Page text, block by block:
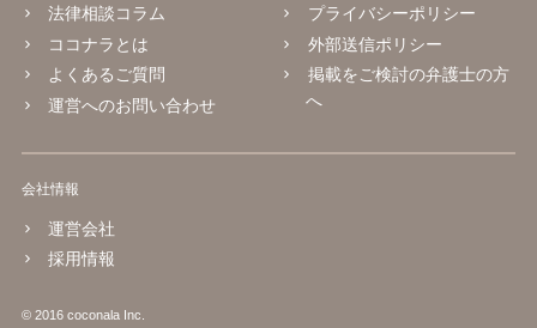
法律相談コラム
ココナラとは
よくあるご質問
運営へのお問い合わせ
プライバシーポリシー
外部送信ポリシー
掲載をご検討の弁護士の方
へ
会社情報
運営会社
採用情報
© 2016 coconala Inc.